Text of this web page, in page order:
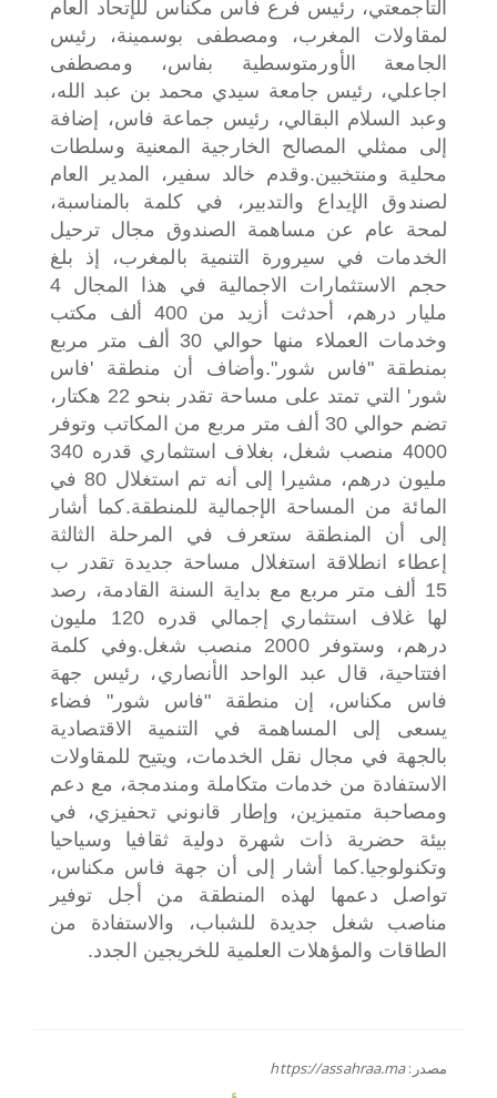
التاجمعتي، رئيس فرع فاس مكناس للإتحاد العام
لمقاولات المغرب، ومصطفى بوسمينة، رئيس
الجامعة الأورمتوسطية بفاس، ومصطفى
اجاعلي، رئيس جامعة سيدي محمد بن عبد الله،
وعبد السلام البقالي، رئيس جماعة فاس، إضافة
إلى ممثلي المصالح الخارجية المعنية وسلطات
محلية ومنتخبين.وقدم خالد سفير، المدير العام
لصندوق الإيداع والتدبير، في كلمة بالمناسبة،
لمحة عام عن مساهمة الصندوق مجال ترحيل
الخدمات في سيرورة التنمية بالمغرب، إذ بلغ
حجم الاستثمارات الاجمالية في هذا المجال 4
مليار درهم، أحدثت أزيد من 400 ألف مكتب
وخدمات العملاء منها حوالي 30 ألف متر مربع
بمنطقة "فاس شور".وأضاف أن منطقة 'فاس
شور' التي تمتد على مساحة تقدر بنحو 22 هكتار،
تضم حوالي 30 ألف متر مربع من المكاتب وتوفر
4000 منصب شغل، بغلاف استثماري قدره 340
مليون درهم، مشيرا إلى أنه تم استغلال 80 في
المائة من المساحة الإجمالية للمنطقة.كما أشار
إلى أن المنطقة ستعرف في المرحلة الثالثة
إعطاء انطلاقة استغلال مساحة جديدة تقدر ب
15 ألف متر مربع مع بداية السنة القادمة، رصد
لها غلاف استثماري إجمالي قدره 120 مليون
درهم، وستوفر 2000 منصب شغل.
وفي كلمة
افتتاحية، قال عبد الواحد الأنصاري، رئيس جهة
فاس مكناس، إن منطقة "فاس شور" فضاء
يسعى إلى المساهمة في التنمية الاقتصادية
بالجهة في مجال نقل الخدمات، ويتيح للمقاولات
الاستفادة من خدمات متكاملة ومندمجة، مع دعم
ومصاحبة متميزين، وإطار قانوني تحفيزي، في
بيئة حضرية ذات شهرة دولية ثقافيا وسياحيا
وتكنولوجيا.كما أشار إلى أن جهة فاس مكناس،
تواصل دعمها لهذه المنطقة من أجل توفير
مناصب شغل جديدة للشباب، والاستفادة من
الطاقات والمؤهلات العلمية للخريجين الجدد.
مصدر:https://assahraa.ma